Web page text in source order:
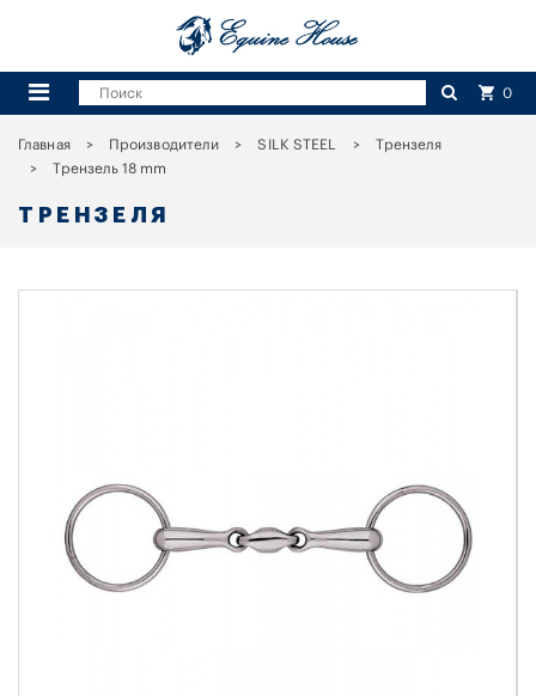
0
Главная Производители SILK STEEL
Трензеля
Трензель 18 mm
ТРЕНЗЕЛЯ